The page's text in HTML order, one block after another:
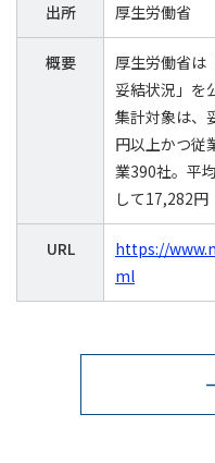
出所 厚生労働省
概要
厚生労働省は
妥結状況」を
集計対象は、
円以上かつ従
業390社。平
して17,282円
URL
https://
ml